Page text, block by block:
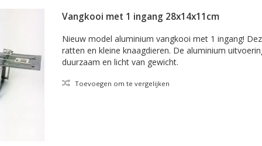
is hét adres voor inloopvallen, doorloopvallen,
Vangkooi met 1 ingang 28x14x11cm
Nieuw model aluminium vangkooi met 1 ingang!
ratten en kleine knaagdieren. De aluminium
duurzaam en licht van gewicht.
Toevoegen om te vergelijken